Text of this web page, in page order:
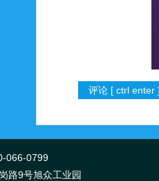
066-0799
路9号旭众工业园